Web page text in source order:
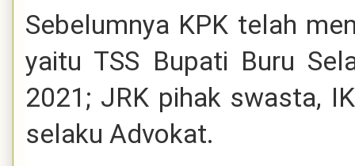
Sebelumnya KPK telah
yaitu TSS Bupati Buru
2021; JRK pihak swasta,
selaku Advokat.